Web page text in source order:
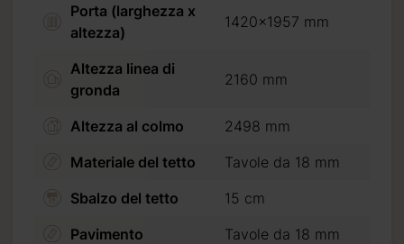
Porta (larghezza x
altezza)
1420x1957 mm
Altezza linea di
gronda
2160 mm
Altezza al colmo
2498 mm
Materiale del tetto
Tavole da 18 mm
Sbalzo del tetto
15 cm
Pavimento
Tavole da 18 mm